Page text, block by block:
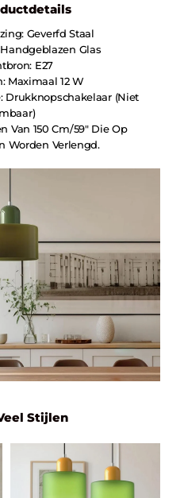
Geverfd Staal
Glas
E27
Maximaal 12 W
Drukknopschakelaar (niet
Van 150 Cm/59″ Die Op
Worden Verlengd.
Stijlen